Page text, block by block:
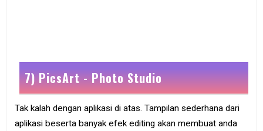
7) PicsArt - Photo Studio
Tak kalah dengan aplikasi di atas. Tampilan sederhana dari
aplikasi beserta banyak efek editing akan membuat anda